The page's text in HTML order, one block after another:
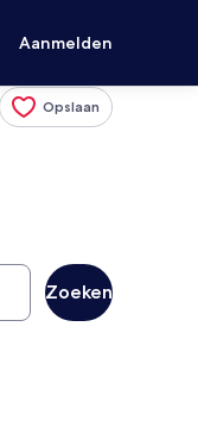
Aanmelden
Opslaan
Zoeken